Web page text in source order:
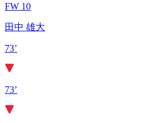
FW 10
田中 雄大
73’
73’